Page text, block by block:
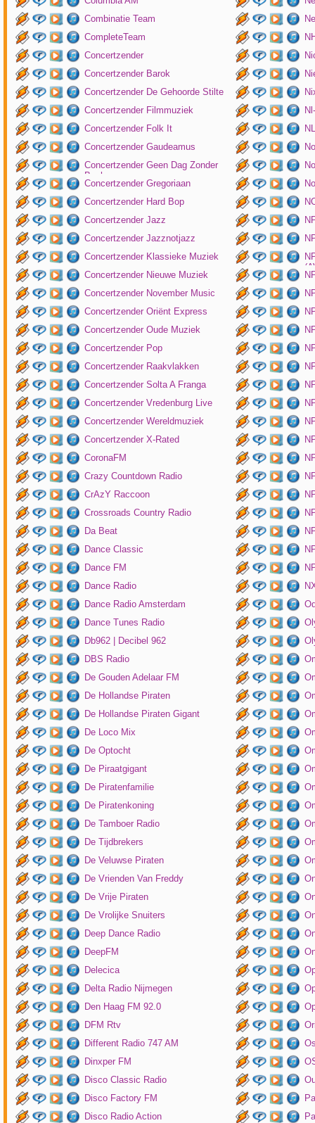
Combinatie Team
CompleteTeam
Concertzender
Concertzender Barok
Concertzender De Gehoorde Stilte
Concertzender Filmmuziek
Concertzender Folk It
Concertzender Gaudeamus
Concertzender Geen Dag Zonder
Bach
Concertzender Gregoriaan
Concertzender Hard Bop
Concertzender Jazz
Concertzender Jazznotjazz
Concertzender Klassieke Muziek
Concertzender Nieuwe Muziek
Concertzender November Music
Concertzender Oriënt Express
Concertzender Oude Muziek
Concertzender Pop
Concertzender Raakvlakken
Concertzender Solta A Franga
Concertzender Vredenburg Live
Concertzender Wereldmuziek
Concertzender X-Rated
CoronaFM
Crazy Countdown Radio
CrAzY Raccoon
Crossroads Country Radio
Da Beat
Dance Classic
Dance FM
Dance Radio
Dance Radio Amsterdam
Dance Tunes Radio
Db962 | Decibel 962
DBS Radio
De Gouden Adelaar FM
De Hollandse Piraten
De Hollandse Piraten Gigant
De Loco Mix
De Optocht
De Piraatgigant
De Piratenfamilie
De Piratenkoning
De Tamboer Radio
De Tijdbrekers
De Veluwse Piraten
De Vrienden Van Freddy
De Vrije Piraten
De Vrolijke Snuiters
Deep Dance Radio
DeepFM
Delecica
Delta Radio Nijmegen
Den Haag FM 92.0
DFM Rtv
Different Radio 747 AM
Dinxper FM
Disco Classic Radio
Disco Factory FM
Disco Radio Action